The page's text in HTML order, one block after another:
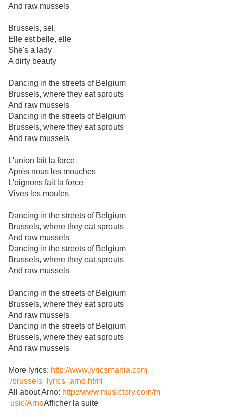
And raw mussels
Brussels, sel,
Elle est belle, elle
She's a lady
A dirty beauty
Dancing in the streets of Belgium
Brussels, where they eat sprouts
And raw mussels
Dancing in the streets of Belgium
Brussels, where they eat sprouts
And raw mussels
L'union fait la force
Après nous les mouches
L'oignons fait la force
Vives les moules
Dancing in the streets of Belgium
Brussels, where they eat sprouts
And raw mussels
Dancing in the streets of Belgium
Brussels, where they eat sprouts
And raw mussels
Dancing in the streets of Belgium
Brussels, where they eat sprouts
And raw mussels
Dancing in the streets of Belgium
Brussels, where they eat sprouts
And raw mussels
More lyrics: http://www.lyricsmania.com
/brussels_lyrics_arno.html
All about Arno: http://www.musictory.com/m
usic/ArnoAfficher la suite